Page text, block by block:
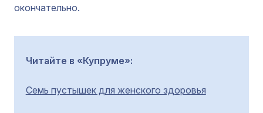
окончательно.
Читайте в «Купруме»:
Семь пустышек для женского здоровья